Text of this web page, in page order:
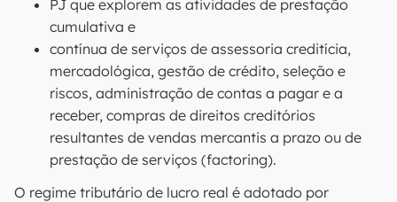
PJ que explorem as atividades de prestação
cumulativa e
contínua de serviços de assessoria creditícia,
mercadológica, gestão de crédito, seleção e
riscos, administração de contas a pagar e a
receber, compras de direitos creditórios
resultantes de vendas mercantis a prazo ou de
prestação de serviços (factoring).
O regime tributário de lucro real é adotado por